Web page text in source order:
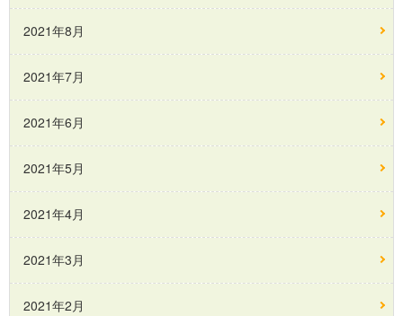
2021年8月
2021年7月
2021年6月
2021年5月
2021年4月
2021年3月
2021年2月